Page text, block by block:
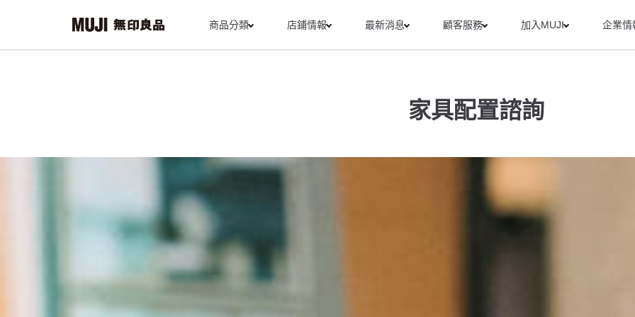
商品分類 店鋪情報 最新消息 顧客服務 加入MUJI 企業情
家具配置諮詢